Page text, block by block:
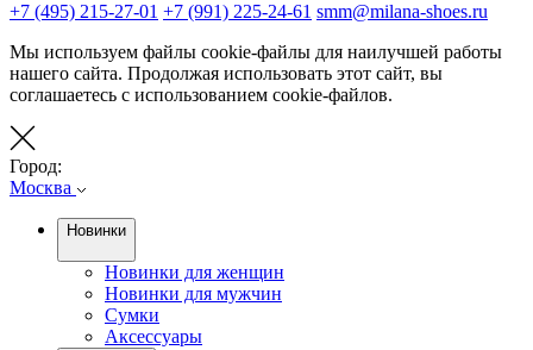
+7 (495) 215-27-01 +7 (991) 225-24-61 smm@milana-shoes.ru
Мы используем файлы cookie-файлы для наилучшей работы
нашего сайта. Продолжая использовать этот сайт, вы
соглашаетесь с использованием cookie-файлов.
Город:
Москва
Новинки
Новинки для женщин
Новинки для мужчин
Сумки
Аксессуары